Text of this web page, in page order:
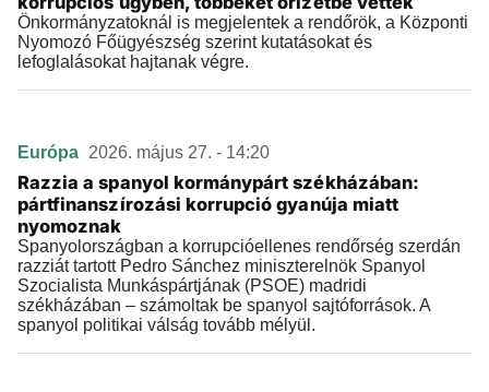
Önkormányzatoknál is megjelentek a rendőrök, a Központi
Nyomozó Főügyészség szerint kutatásokat és
lefoglalásokat hajtanak végre.
Európa 2026. május 27. - 14:20
Razzia a spanyol kormánypárt székházában:
pártfinanszírozási korrupció gyanúja miatt
nyomoznak
Spanyolországban a korrupcióellenes rendőrség szerdán
razziát tartott Pedro Sánchez miniszterelnök Spanyol
Szocialista Munkáspártjának (PSOE) madridi
székházában – számoltak be spanyol sajtóforrások. A
spanyol politikai válság tovább mélyül.